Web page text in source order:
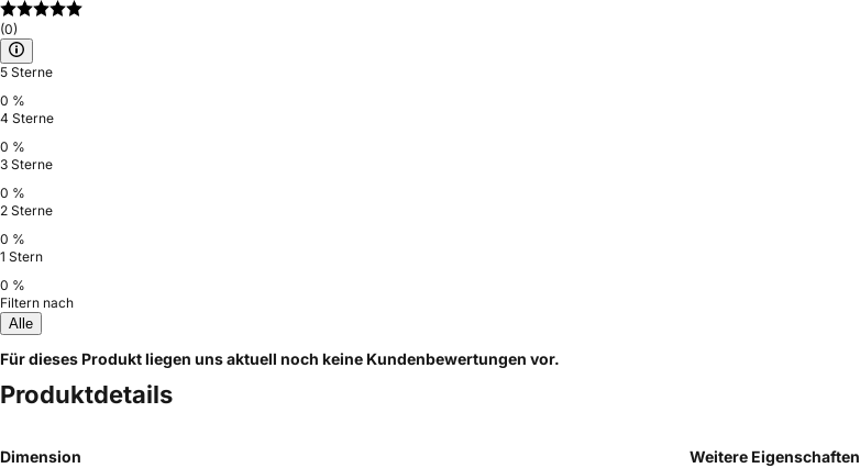
(0)
5 Sterne
0 %
4 Sterne
0 %
3 Sterne
0 %
2 Sterne
0 %
1 Stern
0 %
Filtern nach
Alle
Für dieses Produkt liegen uns aktuell noch keine Kundenbewertungen vor.
Produktdetails
Dimension Weitere Eigenschaften